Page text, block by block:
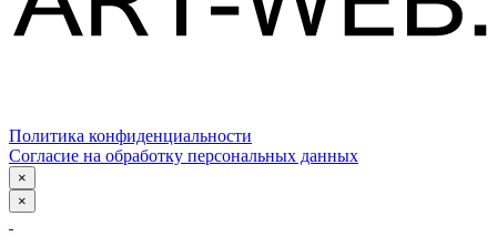
Политика конфиденциальности
Согласие на обработку персональных данных
×
×